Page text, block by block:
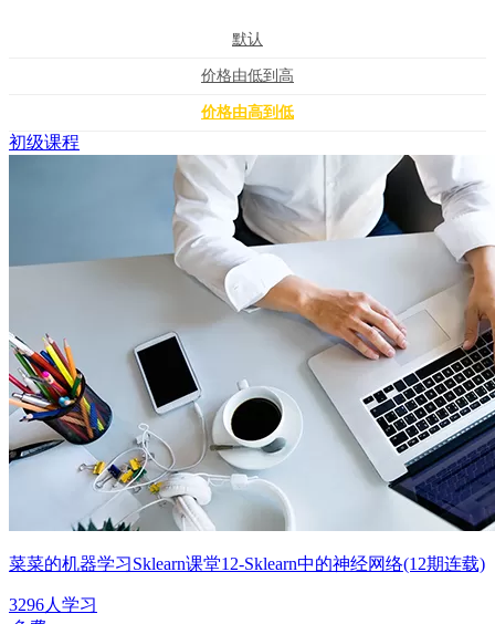
默认
价格由低到高
价格由高到低
初级课程
菜菜的机器学习Sklearn课堂12-Sklearn中的神经网络(12期连载)
3296人学习